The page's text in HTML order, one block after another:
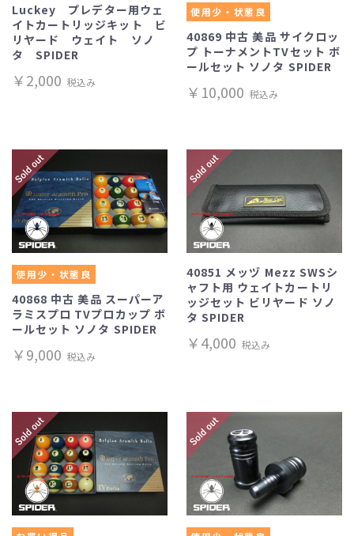
Luckey プレデター用ウェ
イトカートリッジキット ビ
リヤード ウェイト ソノ
タ SPIDER
￥2,000 税込み
使用少・状態良
40869 中古 美品 サイクロッ
プ トーナメントTVセット ボ
ールセット ソノタ SPIDER
￥10,000 税込み
使用少・状態良
40868 中古 美品 スーパーア
ラミスプロ TVプロカップ ボ
ールセット ソノタ SPIDER
￥9,000 税込み
40851 メッヅ Mezz SWSシ
ャフト用 ウェイトカートリ
ッジセット ビリヤード ソノ
タ SPIDER
￥4,000 税込み